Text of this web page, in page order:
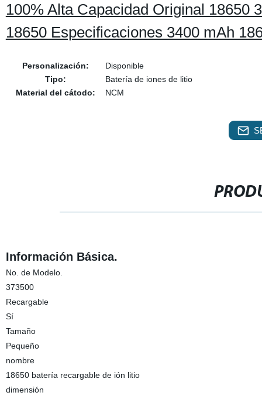
100% Alta Capacidad Original 18650
18650 Especificaciones 3400 mAh
Personalización:
Disponible
Tipo:
Batería de iones de litio
Material del cátodo:
NCM
Información Básica.
No. de Modelo.
373500
Recargable
Sí
Tamaño
Pequeño
nombre
18650 batería recargable de ión litio
dimensión